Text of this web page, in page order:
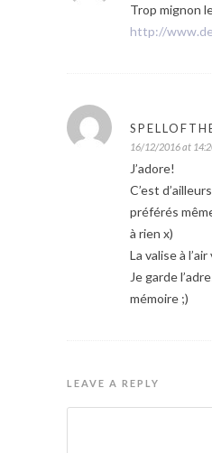
Trop mignon
http://
16/12/2016 at
J’adore!
C’est
préférés
à rien x)
La valise à
Je garde
mémoire ;)
LEAVE A REPLY